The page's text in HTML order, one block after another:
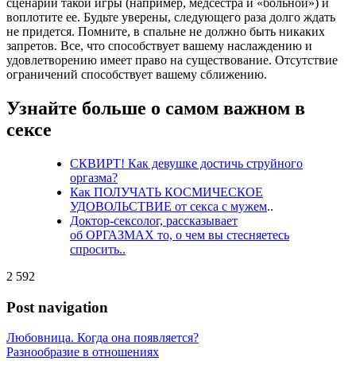
сценарий такой игры (например, медсестра и «больной») и
воплотите ее. Будьте уверены, следующего раза долго ждать
не придется. Помните, в спальне не должно быть никаких
запретов. Все, что способствует вашему наслаждению и
удовлетворению имеет право на существование. Отсутствие
ограничений способствует вашему сближению.
Узнайте больше о самом важном в
сексе
СКВИРТ! Как девушке достичь струйного
оргазма?
Как ПОЛУЧАТЬ КОСМИЧЕСКОЕ
УДОВОЛЬСТВИЕ от секса с мужем..
Доктор-сексолог, рассказывает
об ОРГАЗМАХ то, о чем вы стесняетесь
спросить..
2 592
Post navigation
Любовница. Когда она появляется?
Разнообразие в отношениях